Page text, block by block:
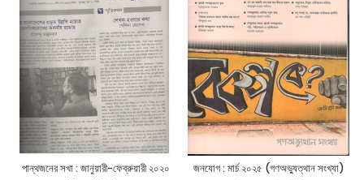
পান্থজনের সখা : জানুয়ারী-ফেব্রুয়ারী ২০২০ জনযোগ : মার্চ ২০২৫ (গণঅভ্যুত্থান সংখ্যা)